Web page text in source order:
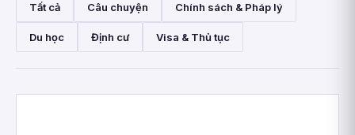
Tất cả Câu chuyện Chính sách & Pháp lý
Du học Định cư Visa & Thủ tục